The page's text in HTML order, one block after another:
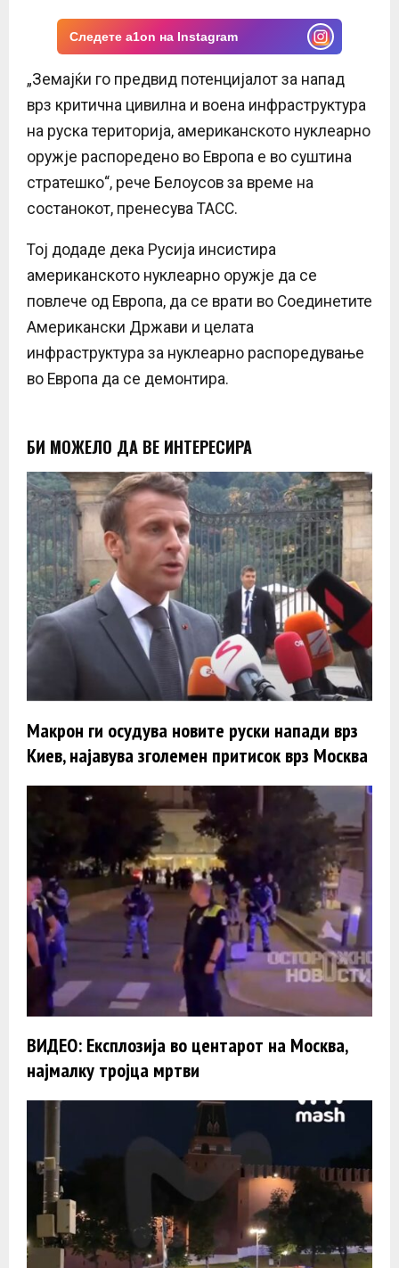
Следете a1on на Instagram
„Земајќи го предвид потенцијалот за напад
врз критична цивилна и воена инфраструктура
на руска територија, американското нуклеарно
оружје распоредено во Европа е во суштина
стратешко“, рече Белоусов за време на
состанокот, пренесува ТАСС.
Тој додаде дека Русија инсистира
американското нуклеарно оружје да се
повлече од Европа, да се врати во Соединетите
Американски Држави и целата
инфраструктура за нуклеарно распоредување
во Европа да се демонтира.
БИ МОЖЕЛО ДА ВЕ ИНТЕРЕСИРА
Макрон ги осудува новите руски напади врз
Киев, најавува зголемен притисок врз Москва
ВИДЕО: Експлозија во центарот на Москва,
најмалку тројца мртви